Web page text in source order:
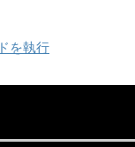
を執行